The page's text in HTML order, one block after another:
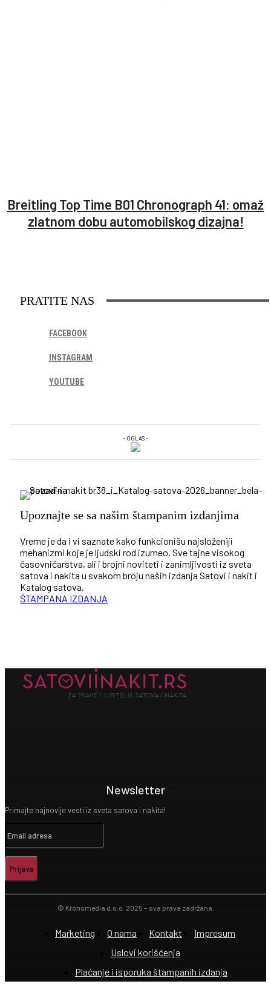
Breitling Top Time B01 Chronograph 41: omaž
zlatnom dobu automobilskog dizajna!
PRATITE NAS
FACEBOOK
INSTAGRAM
YOUTUBE
- OGLAS -
Upoznajte se sa našim štampanim izdanjima
Vreme je da i vi saznate kako funkcionišu najsloženiji
mehanizmi koje je ljudski rod izumeo. Sve tajne visokog
časovničarstva, ali i brojni noviteti i zanimljivosti iz sveta
satova i nakita u svakom broju naših izdanja Satovi i nakit i
Katalog satova.
ŠTAMPANA IZDANJA
Newsletter
Primajte najnovije vesti iz sveta satova i nakita!
Prijava
© Kronomedia d.o.o. 2025 – sva prava zadržana.
Marketing O nama Kontakt
Impresum
Uslovi korišćenja
Plaćanje i isporuka štampanih izdanja